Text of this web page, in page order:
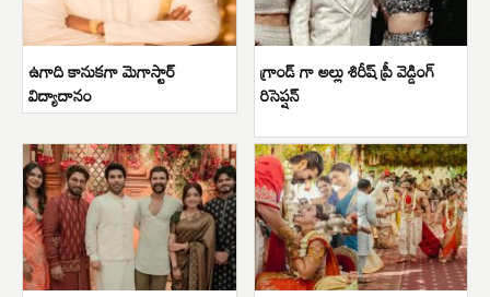
ఉగాది కానుకగా మెగాస్టార్
విద్యాదానం
గ్రాండ్ గా అల్లు శిరీష్ ప్రీ వెడ్డింగ్
రిసెప్షన్